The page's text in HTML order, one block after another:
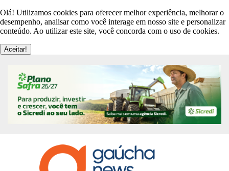
Olá! Utilizamos cookies para oferecer melhor experiência, melhorar o
desempenho, analisar como você interage em nosso site e personalizar
conteúdo. Ao utilizar este site, você concorda com o uso de cookies.
Aceitar!